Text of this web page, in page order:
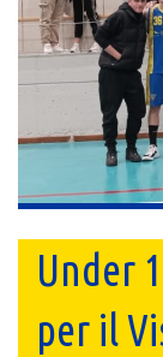
Under
per il